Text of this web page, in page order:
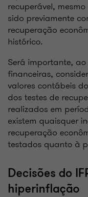
recuperável,
sido previamente
recuperação
histórico.
Será importante,
financeiras,
valores contábeis
dos testes de
realizados em
existem quaisquer
recuperação
testados quanto à
Decisões do
hiperinflação